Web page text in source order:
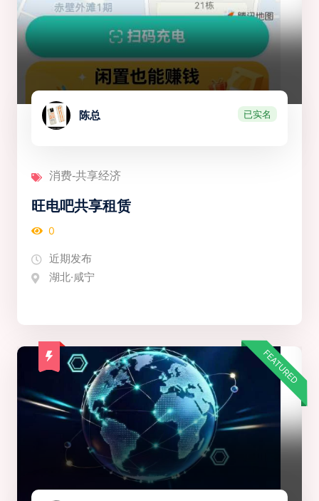
陈总 已实名
消费-共享经济
旺电吧共享租赁
0
近期发布
湖北·咸宁
FEATURED